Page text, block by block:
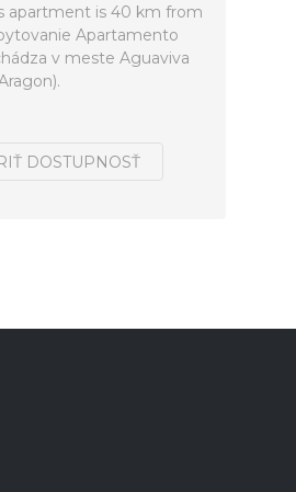
apartment is 40 km from
Apartamento
v meste Aguaviva
DOSTUPNOSŤ